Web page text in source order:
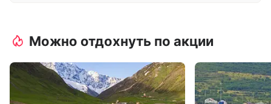
Можно отдохнуть по акции